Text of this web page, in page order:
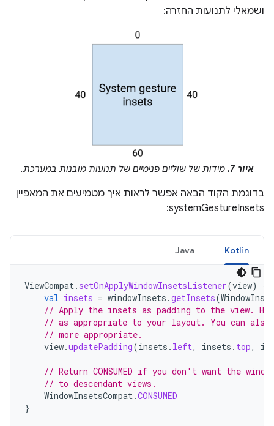
ושמאלי לתנועות החזרה:
איור 7. מידות של שוליים פנימיים של תנועות מובנות במערכת.
בדוגמת הקוד הבאה אפשר לראות איך מטמיעים את המאפיין
systemGestureInsets:
Kotlin
Java
ViewCompat. setOnApplyWindowInsetsListener(view) {
val insets = windowInsets .getInsets(
// Apply the insets as padding to the view.
// as appropriate to your layout. You can
// more appropriate.
view.updatePadding(insets . left, insets . top,
// Return CONSUMED if you don't want the
// to descendant views.
WindowInsetsCompat.CONSUMED
}